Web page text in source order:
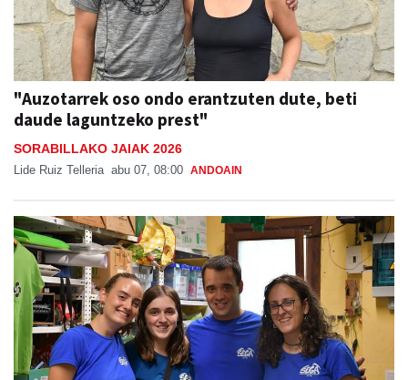
"Auzotarrek oso ondo erantzuten dute, beti
daude laguntzeko prest"
SORABILLAKO JAIAK 2026
Lide Ruiz Telleria abu 07, 08:00 ANDOAIN